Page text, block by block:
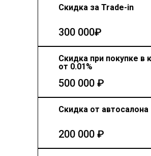
Скидка за Trade-in
300 000₽
Скидка при покупке в
от 0.01%
500 000 ₽
Скидка от автосалона
200 000 ₽